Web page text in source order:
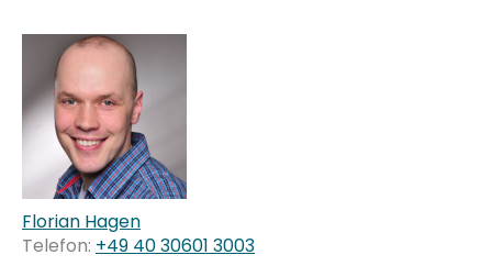
Florian Hagen
Telefon: +49 40 30601 3003